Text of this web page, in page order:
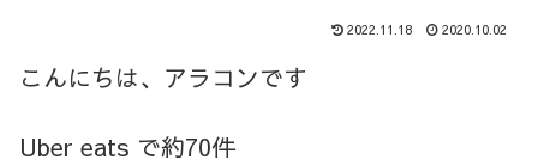
2022.11.18 2020.10.02
こんにちは、アラコンです
Uber eats で約70件